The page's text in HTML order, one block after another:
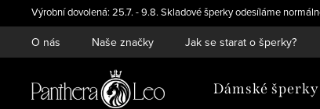
na
obsah
Výrobní dovolená: 25.7. - 9.8. Skladové šperky odesíláme
O nás Naše značky Jak se starat o šperky?
Dámské šperky